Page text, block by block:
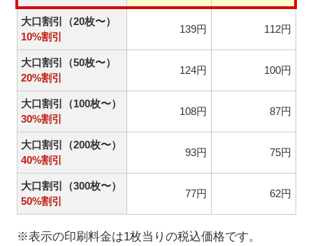
大口割引（20枚〜）
10%割引
139円 112円
大口割引（50枚〜）
20%割引
124円 100円
大口割引（100枚〜）
30%割引
108円 87円
大口割引（200枚〜）
40%割引
93円 75円
大口割引（300枚〜）
50%割引
77円 62円
※表示の印刷料金は1枚当りの税込価格です。